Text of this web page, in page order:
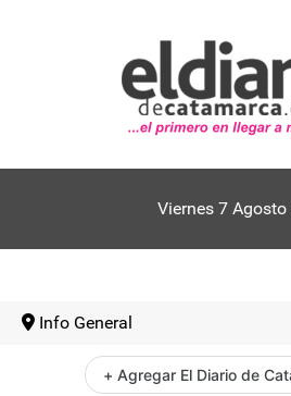
Viernes 7
Info General
+ Agregar El Diario de